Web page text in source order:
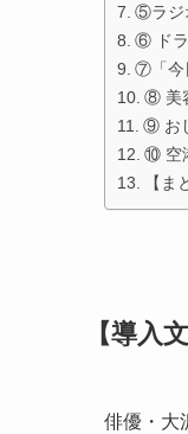
⑤ラジ
⑥ ドラ
⑦「今
⑧ 美
⑨ お
⑩ 空
【
【導入文
俳優・大